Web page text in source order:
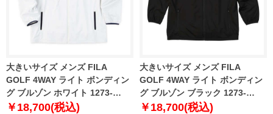
大きいサイズ メンズ FILA
GOLF 4WAY ライト ボンディン
グ ブルゾン ホワイト 1273-
5320-1 3L 4L 5L 6L
￥18,700(税込)
大きいサイズ メンズ FILA
GOLF 4WAY ライト ボンディン
グ ブルゾン ブラック 1273-
5320-2 3L 4L 5L 6L
￥18,700(税込)